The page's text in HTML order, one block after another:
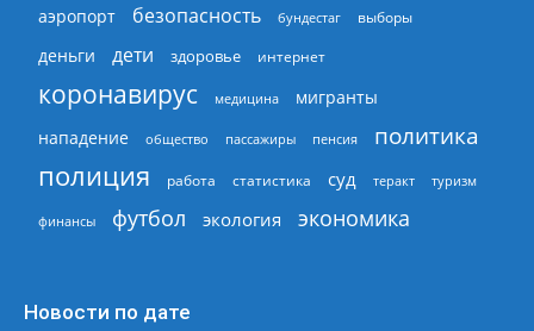
аэропорт безопасность бундестаг выборы
деньги дети здоровье интернет
коронавирус медицина
мигранты
нападение
общество пассажиры пенсия политика
полиция работа статистика суд теракт туризм
финансы футбол экология экономика
Новости по дате